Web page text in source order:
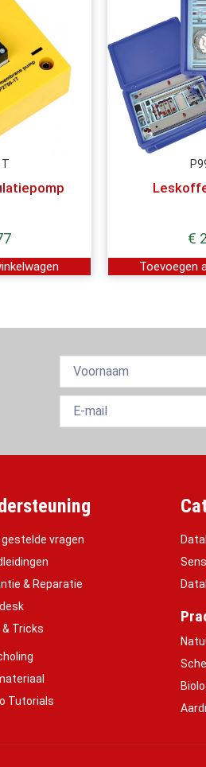
€
Toevoegen
gestelde vragen
& Reparatie
Tricks
Tutorials